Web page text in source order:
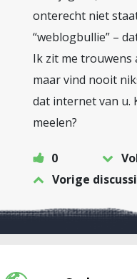
onterecht niet
“weblogbullie” –
Ik zit me trouwens
maar vind nooit
dat internet van u.
meelen?
0
Vorige